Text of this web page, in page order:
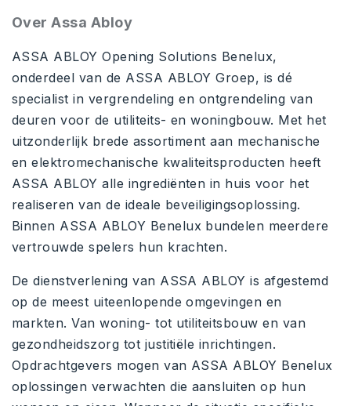
Over Assa Abloy
ASSA ABLOY Opening Solutions Benelux,
onderdeel van de ASSA ABLOY Groep, is dé
specialist in vergrendeling en ontgrendeling van
deuren voor de utiliteits- en woningbouw. Met het
uitzonderlijk brede assortiment aan mechanische
en elektromechanische kwaliteitsproducten heeft
ASSA ABLOY alle ingrediënten in huis voor het
realiseren van de ideale beveiligingsoplossing.
Binnen ASSA ABLOY Benelux bundelen meerdere
vertrouwde spelers hun krachten.
De dienstverlening van ASSA ABLOY is afgestemd
op de meest uiteenlopende omgevingen en
markten. Van woning- tot utiliteitsbouw en van
gezondheidszorg tot justitiële inrichtingen.
Opdrachtgevers mogen van ASSA ABLOY Benelux
oplossingen verwachten die aansluiten op hun